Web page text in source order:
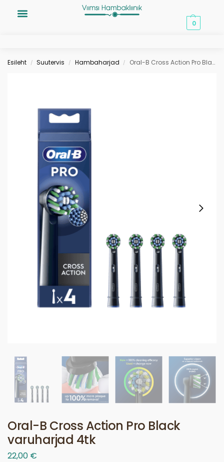
0
Esileht / Suutervis / Hambaharjad / Oral-B Cross Action Pro Black varuharjad 4tk
Oral-B Cross Action Pro Black
varuharjad 4tk
22,00 €